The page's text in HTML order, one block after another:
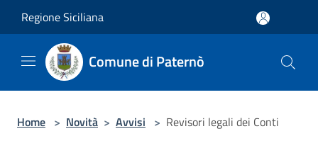
Regione Siciliana
Comune di Paternò
Home > Novità > Avvisi > Revisori legali dei Conti